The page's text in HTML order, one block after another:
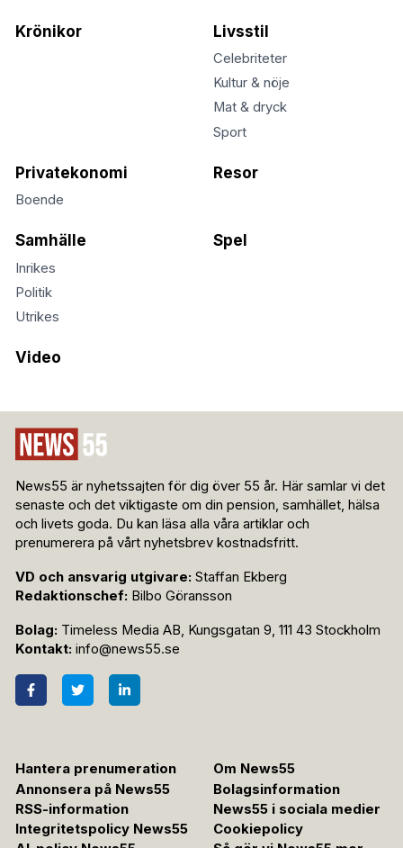
Krönikor Livsstil
Celebriteter
Kultur & nöje
Mat & dryck
Sport
Privatekonomi
Boende
Resor
Samhälle
Inrikes
Politik
Utrikes
Spel
Video
News55 är nyhetssajten för dig över 55 år. Här samlar vi det
senaste och det viktigaste om din pension, samhället, hälsa
och livets goda. Du kan läsa alla våra artiklar och
prenumerera på vårt nyhetsbrev kostnadsfritt.
VD och ansvarig utgivare: Staffan Ekberg
Redaktionschef: Bilbo Göransson
Bolag: Timeless Media AB, Kungsgatan 9, 111 43 Stockholm
Kontakt: info@news55.se
Hantera prenumeration
Om News55
Annonsera på News55
Bolagsinformation
RSS-information
News55 i sociala medier
Integritetspolicy News55
Cookiepolicy